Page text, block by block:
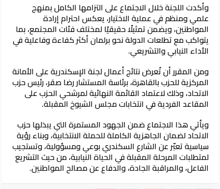
وأكدت اللجنة خلال الاجتماع على التزامها الكامل بمنهج
علمي ومنظم في عملية الاختيار، يعكس احترام إرادة
المواطنين، ويضمن تمثيلًا حقيقيًا لمختلف فئات المجتمع، بما
يتواكب مع تطلعات الدولة نحو برلمان أكثر كفاءة وفاعلية في
الأداء النيابي والتشريعي.
ومن المقرر أن تُعرض نتائج أعمال لجنة الإسكندرية على الأمانة
المركزية للحزب بالقاهرة، برئاسة المستشار رضا صقر، رئيس حزب
الاتحاد، وذلك لاعتماد القائمة النهائية لمرشحي الحزب على
المقاعد الفردية في انتخابات مجلس الشيوخ المقبلة.
ويأتي هذا الاجتماع ضمن الجهود المستمرة التي يبذلها حزب
الاتحاد لضمان الجاهزية الكاملة للحملة الانتخابية، وبناء رؤية
سياسية تعبّر عن الشارع السكندري بوعي ومسؤولية، وتستجيب
لمتطلبات المرحلة المقبلة في الحياة النيابية، من حيث التشريع
الفاعل، والمراقبة الجادة، والدفاع عن مصالح المواطنين.